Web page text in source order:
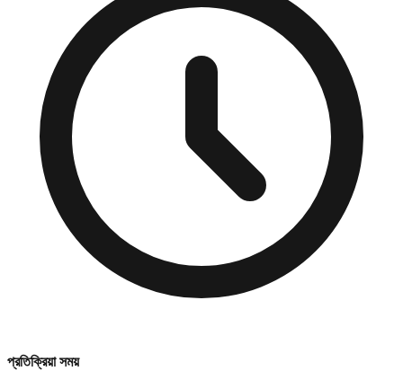
প্রতিক্রিয়া সময়